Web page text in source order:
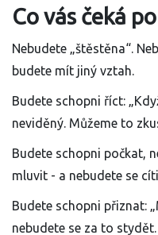
Co vás čeká
Nebudete „štěstěna“.
budete mít jiný vztah.
Budete schopni říct:
neviděný. Můžeme to
Budete schopni počkat,
mluvit - a nebudete se
Budete schopni přiznat:
nebudete se za to stydět.